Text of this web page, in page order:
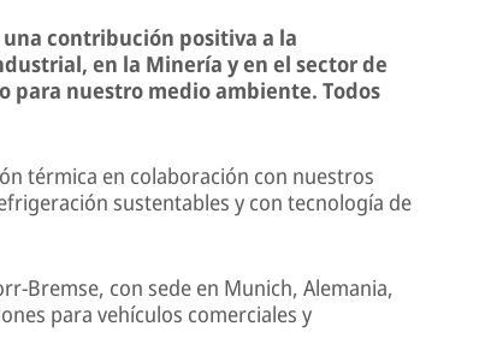
contribución positiva a la
en la Minería y en el sector de
para nuestro medio ambiente. Todos
térmica en colaboración con nuestros
sustentables y con tecnología de
Bremse, con sede en Munich, Alemania,
para vehículos comerciales y